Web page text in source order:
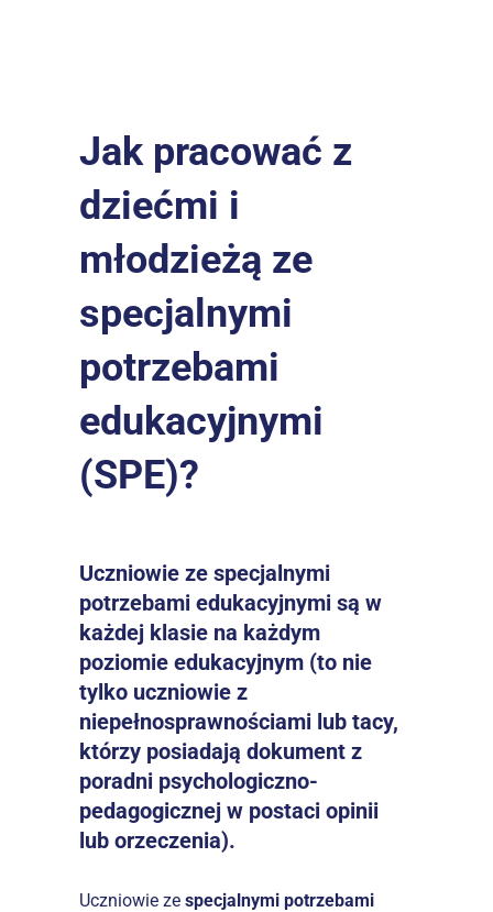
Jak pracować z
dziećmi i
młodzieżą ze
specjalnymi
potrzebami
edukacyjnymi
(SPE)?
Uczniowie ze specjalnymi
potrzebami edukacyjnymi są w
każdej klasie na każdym
poziomie edukacyjnym (to nie
tylko uczniowie z
niepełnosprawnościami lub tacy,
którzy posiadają dokument z
poradni psychologiczno-
pedagogicznej w postaci opinii
lub orzeczenia).
Uczniowie ze specjalnymi potrzebami